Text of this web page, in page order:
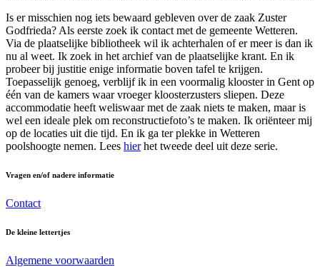
Is er misschien nog iets bewaard gebleven over de zaak Zuster
Godfrieda? Als eerste zoek ik contact met de gemeente Wetteren.
Via de plaatselijke bibliotheek wil ik achterhalen of er meer is dan ik
nu al weet. Ik zoek in het archief van de plaatselijke krant. En ik
probeer bij justitie enige informatie boven tafel te krijgen.
Toepasselijk genoeg, verblijf ik in een voormalig klooster in Gent op
één van de kamers waar vroeger kloosterzusters sliepen. Deze
accommodatie heeft weliswaar met de zaak niets te maken, maar is
wel een ideale plek om reconstructiefoto’s te maken. Ik oriënteer mij
op de locaties uit die tijd. En ik ga ter plekke in Wetteren
poolshoogte nemen. Lees hierhet tweede deel uit deze serie.
Vragen en/of nadere informatie
Contact
De kleine lettertjes
Algemene voorwaarden